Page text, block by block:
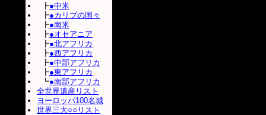
┣●中米
┣●カリブの国々
┣●南米
┣●オセアニア
┣●北アフリカ
┣●西アフリカ
┣●中部アフリカ
┣●東アフリカ
┗●南部アフリカ
全世界遺産リスト
ヨーロッパ100名城
世界三大○○リスト